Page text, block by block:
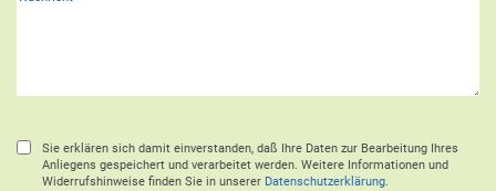
Sie erklären sich damit einverstanden, daß Ihre Daten zur Bearbeitung Ihres
Anliegens gespeichert und verarbeitet werden. Weitere Informationen und
Widerrufshinweise finden Sie in unserer Datenschutzerklärung.